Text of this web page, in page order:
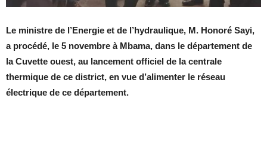
Le ministre de l’Energie et de l’hydraulique, M. Honoré Sayi,
a procédé, le 5 novembre à Mbama, dans le département de
la Cuvette ouest, au lancement officiel de la centrale
thermique de ce district, en vue d’alimenter le réseau
électrique de ce département.